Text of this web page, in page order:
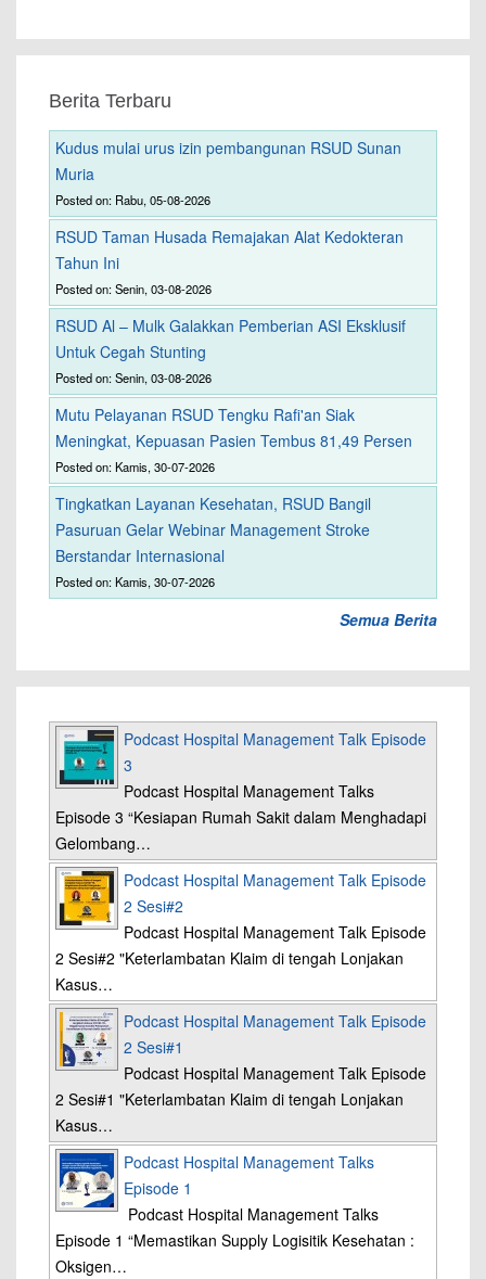
Berita Terbaru
Kudus mulai urus izin pembangunan RSUD Sunan
Muria
Posted on: Rabu, 05-08-2026
RSUD Taman Husada Remajakan Alat Kedokteran
Tahun Ini
Posted on: Senin, 03-08-2026
RSUD Al – Mulk Galakkan Pemberian ASI Eksklusif
Untuk Cegah Stunting
Posted on: Senin, 03-08-2026
Mutu Pelayanan RSUD Tengku Rafi'an Siak
Meningkat, Kepuasan Pasien Tembus 81,49 Persen
Posted on: Kamis, 30-07-2026
Tingkatkan Layanan Kesehatan, RSUD Bangil
Pasuruan Gelar Webinar Management Stroke
Berstandar Internasional
Posted on: Kamis, 30-07-2026
Semua Berita
Podcast Hospital Management Talk Episode
3
Podcast Hospital Management Talks
Episode 3 “Kesiapan Rumah Sakit dalam Menghadapi
Gelombang…
Podcast Hospital Management Talk Episode
2 Sesi#2
Podcast Hospital Management Talk Episode
2 Sesi#2 "Keterlambatan Klaim di tengah Lonjakan
Kasus…
Podcast Hospital Management Talk Episode
2 Sesi#1
Podcast Hospital Management Talk Episode
2 Sesi#1 "Keterlambatan Klaim di tengah Lonjakan
Kasus…
Podcast Hospital Management Talks
Episode 1
Podcast Hospital Management Talks
Episode 1 “Memastikan Supply Logisitik Kesehatan :
Oksigen…